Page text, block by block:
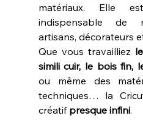
matériaux. Elle
indispensable de
artisans, décorateurs
Que vous travailliez
simili cuir, le bois fin,
ou même des
techniques… la
créatif presque infini.